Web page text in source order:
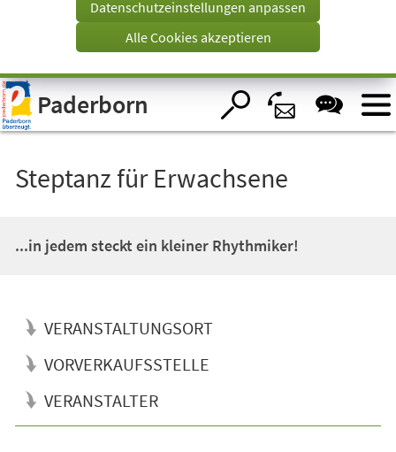
Visuelle
Assistenzsoftware
öffnen.
Tab)
Datenschutzeinstellungen anpassen
Alle Cookies akzeptieren
Paderborn
Steptanz für Erwachsene
...in jedem steckt ein kleiner Rhythmiker!
VERANSTALTUNGSORT
VORVERKAUFSSTELLE
VERANSTALTER